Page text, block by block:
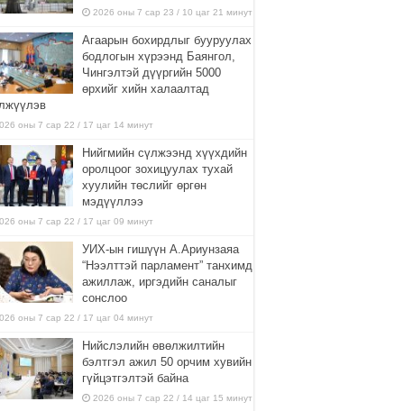
2026 оны 7 сар 23 / 10 цаг 21 минут
Агаарын бохирдлыг бууруулах
бодлогын хүрээнд Баянгол,
Чингэлтэй дүүргийн 5000
өрхийг хийн халаалтад
оны 7 сар 22 / 17 цаг 14 минут
Нийгмийн сүлжээнд хүүхдийн
оролцоог зохицуулах тухай
хуулийн төслийг өргөн
мэдүүллээ
оны 7 сар 22 / 17 цаг 09 минут
УИХ-ын гишүүн А.Ариунзаяа
“Нээлттэй парламент” танхимд
ажиллаж, иргэдийн саналыг
сонслоо
оны 7 сар 22 / 17 цаг 04 минут
Нийслэлийн өвөлжилтийн
бэлтгэл ажил 50 орчим хувийн
гүйцэтгэлтэй байна
2026 оны 7 сар 22 / 14 цаг 15 минут